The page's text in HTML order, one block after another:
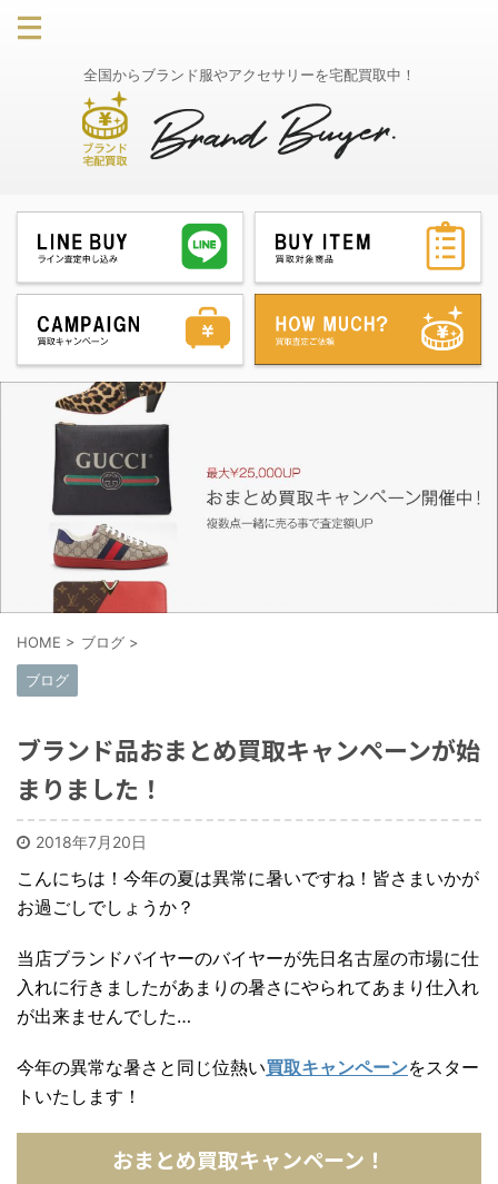
全国からブランド服やアクセサリーを宅配買取中！
HOME > ブログ >
ブログ
ブランド品おまとめ買取キャンペーンが始
まりました！
2018年7月20日
こんにちは！今年の夏は異常に暑いですね！皆さまいかが
お過ごしでしょうか？
当店ブランドバイヤーのバイヤーが先日名古屋の市場に仕
入れに行きましたがあまりの暑さにやられてあまり仕入れ
が出来ませんでした…
今年の異常な暑さと同じ位熱い買取キャンペーンをスター
トいたします！
おまとめ買取キャンペーン！